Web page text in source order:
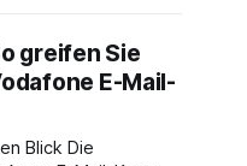
greifen Sie
E-Mail-
Die